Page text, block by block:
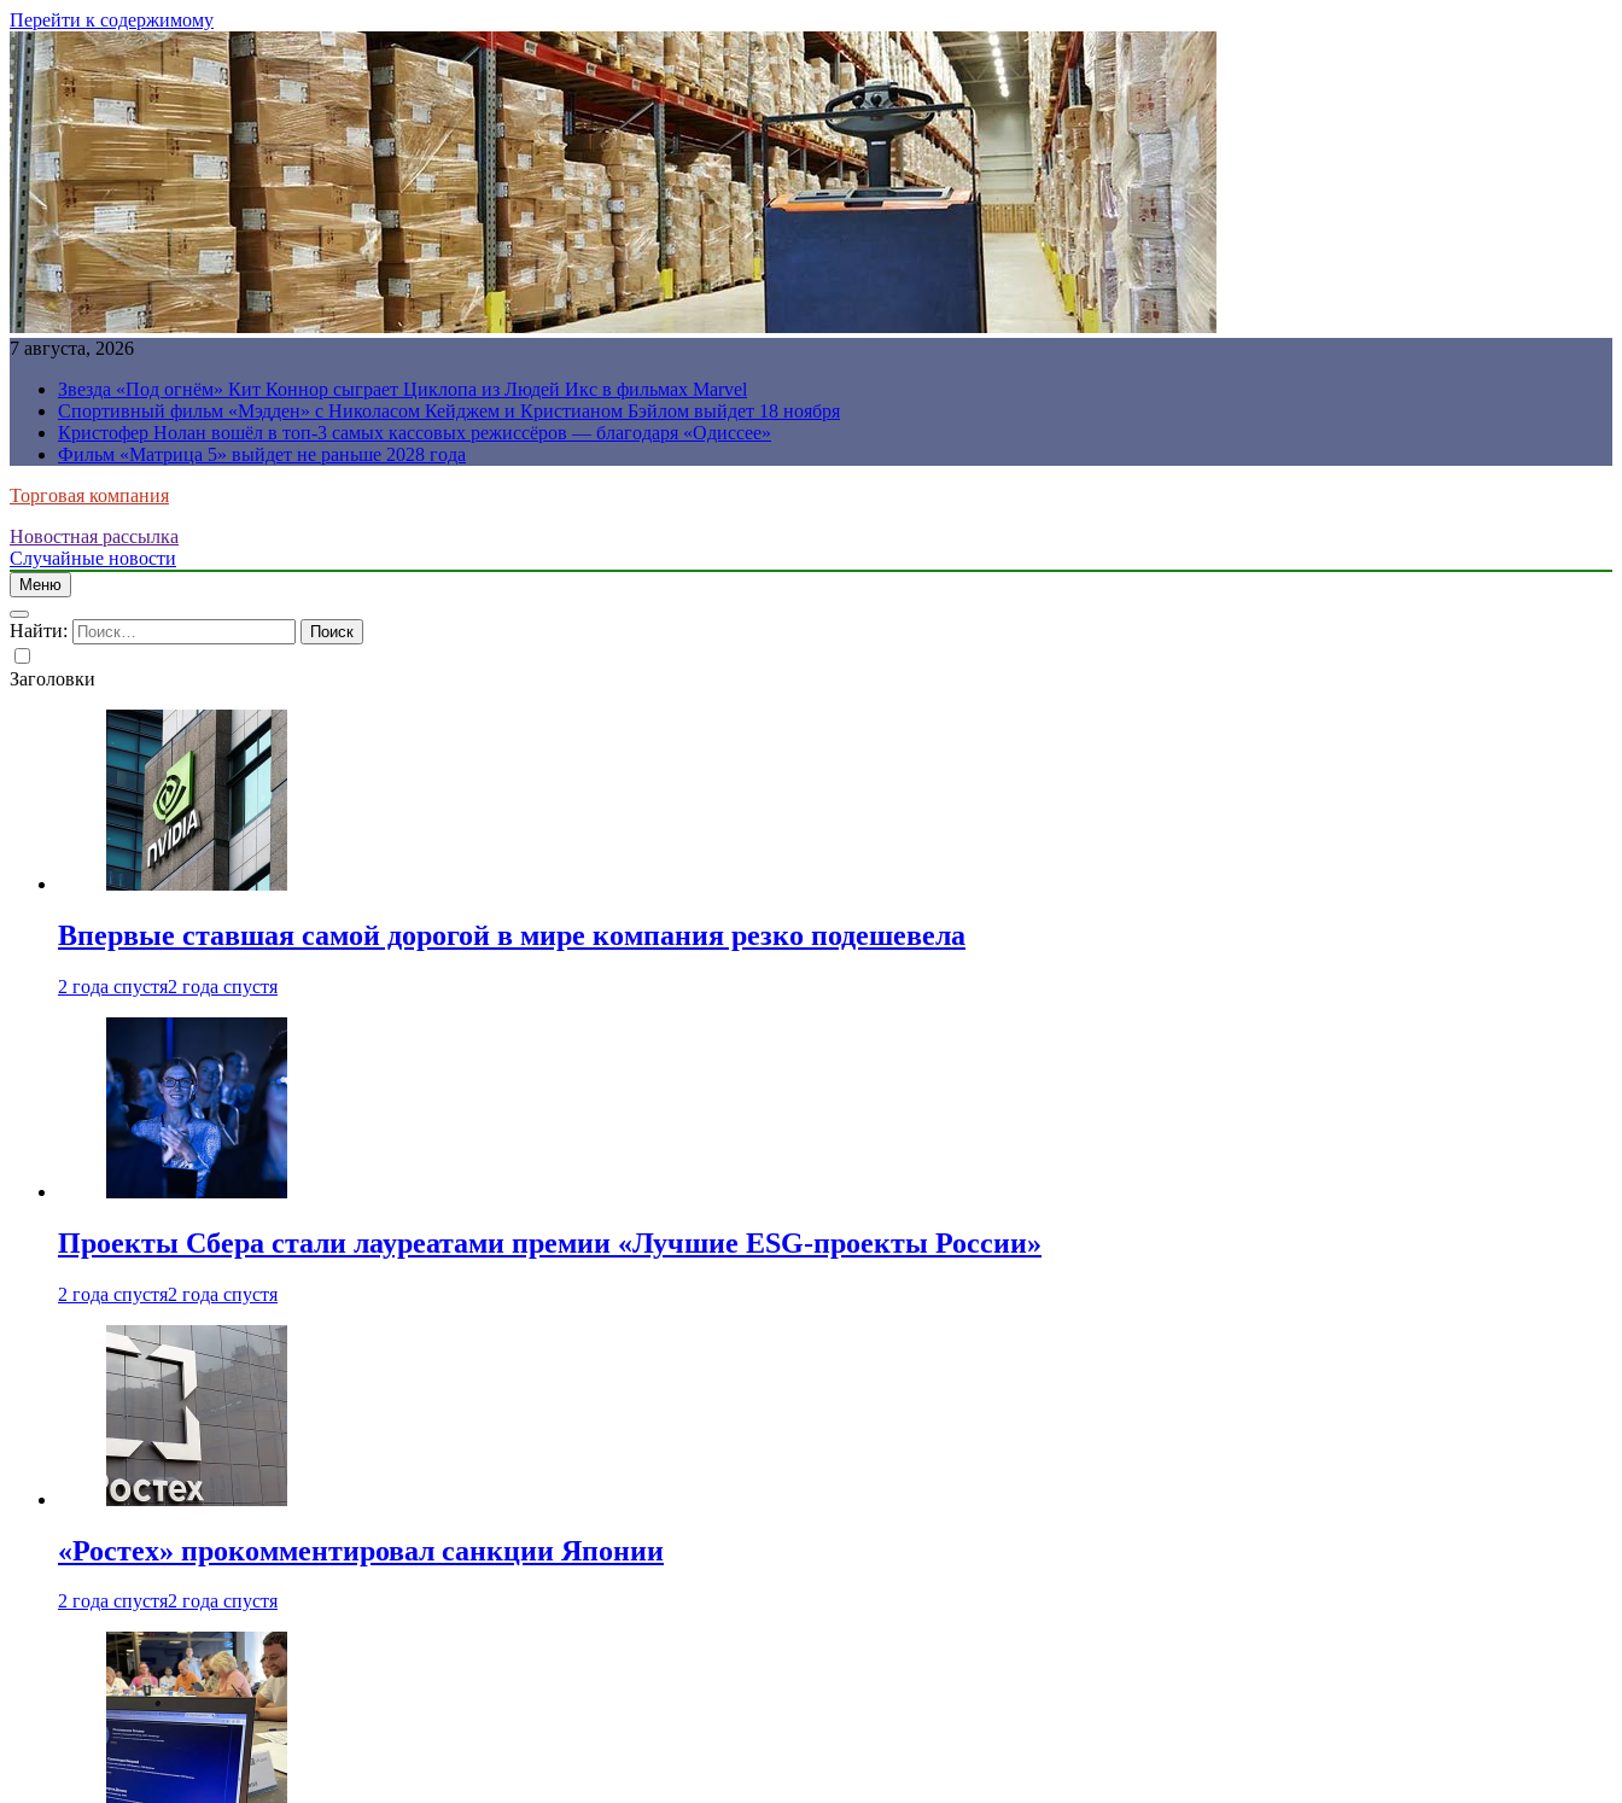
Перейти к содержимому
7 августа, 2026
Звезда «Под огнём» Кит Коннор сыграет Циклопа из Людей Икс в фильмах Marvel
Спортивный фильм «Мэдден» с Николасом Кейджем и Кристианом Бэйлом выйдет 18 ноября
Кристофер Нолан вошёл в топ-3 самых кассовых режиссёров — благодаря «Одиссее»
Фильм «Матрица 5» выйдет не раньше 2028 года
Торговая компания
Новостная рассылка
Случайные новости
Меню
Найти:
Заголовки
Впервые ставшая самой дорогой в мире компания резко подешевела
2 года спустя2 года спустя
Проекты Сбера стали лауреатами премии «Лучшие ESG-проекты России»
2 года спустя2 года спустя
«Ростех» прокомментировал санкции Японии
2 года спустя2 года спустя